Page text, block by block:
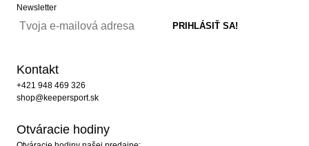
Newsletter
Kontakt
+421 948 469 326
shop@keepersport.sk
Otváracie hodiny